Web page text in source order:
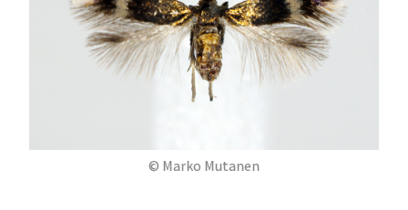
© Marko Mutanen